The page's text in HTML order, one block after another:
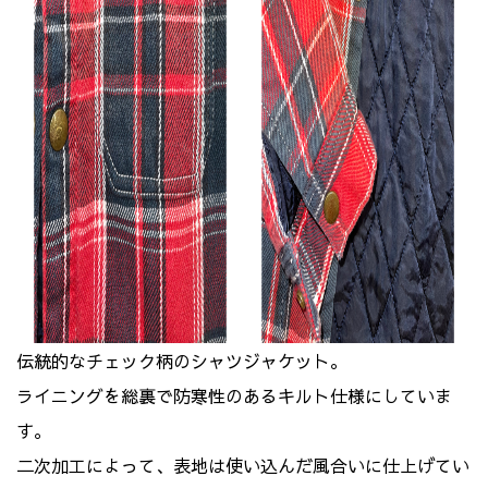
伝統的なチェック柄のシャツジャケット。
ライニングを総裏で防寒性のあるキルト仕様にしていま
す。
二次加工によって、表地は使い込んだ風合いに仕上げてい